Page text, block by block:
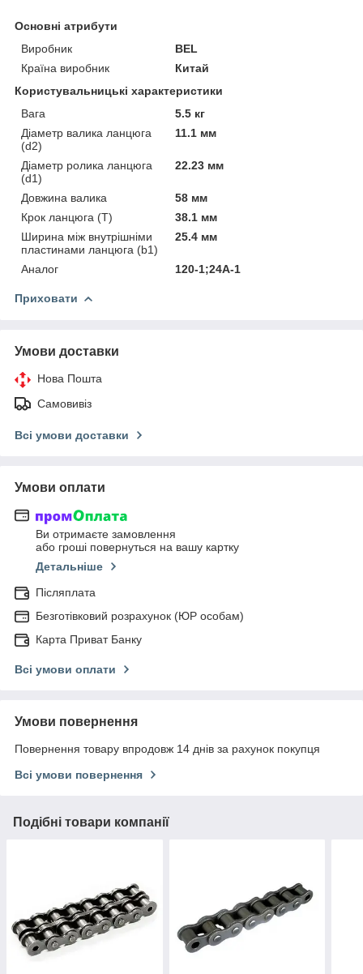
Основні атрибути
Виробник
BEL
Країна виробник
Китай
Користувальницькі характеристики
Вага
5.5 кг
Діаметр валика ланцюга
(d2)
11.1 мм
Діаметр ролика ланцюга
(d1)
22.23 мм
Довжина валика
58 мм
Крок ланцюга (T)
38.1 мм
Ширина між внутрішніми
пластинами ланцюга (b1)
25.4 мм
Аналог 120-1;24А-1
Приховати
Умови доставки
Нова Пошта
Самовивіз
Всі умови доставки
Умови оплати
Ви отримаєте замовлення
або гроші повернуться на вашу картку
Детальніше
Післяплата
Безготівковий розрахунок (ЮР особам)
Карта Приват Банку
Всі умови оплати
Умови повернення
Повернення товару впродовж 14 днів за рахунок покупця
Всі умови повернення
Подібні товари компанії